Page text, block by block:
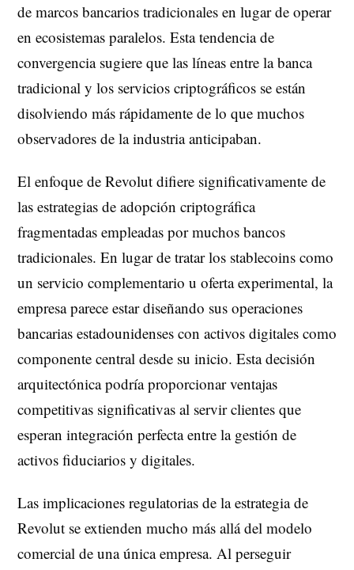
de marcos bancarios tradicionales en lugar de operar
en ecosistemas paralelos. Esta tendencia de
convergencia sugiere que las líneas entre la banca
tradicional y los servicios criptográficos se están
disolviendo más rápidamente de lo que muchos
observadores de la industria anticipaban.
El enfoque de Revolut difiere significativamente de
las estrategias de adopción criptográfica
fragmentadas empleadas por muchos bancos
tradicionales. En lugar de tratar los stablecoins como
un servicio complementario u oferta experimental, la
empresa parece estar diseñando sus operaciones
bancarias estadounidenses con activos digitales como
componente central desde su inicio. Esta decisión
arquitectónica podría proporcionar ventajas
competitivas significativas al servir clientes que
esperan integración perfecta entre la gestión de
activos fiduciarios y digitales.
Las implicaciones regulatorias de la estrategia de
Revolut se extienden mucho más allá del modelo
comercial de una única empresa. Al perseguir